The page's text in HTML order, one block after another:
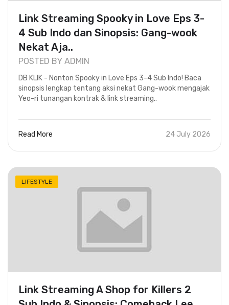
Link Streaming Spooky in Love Eps 3-
4 Sub Indo dan Sinopsis: Gang-wook
Nekat Aja..
POSTED BY ADMIN
DB KLIK - Nonton Spooky in Love Eps 3-4 Sub Indo! Baca
sinopsis lengkap tentang aksi nekat Gang-wook mengajak
Yeo-ri tunangan kontrak & link streaming..
Read More 24 July 2026
LIFESTYLE
Link Streaming A Shop for Killers 2